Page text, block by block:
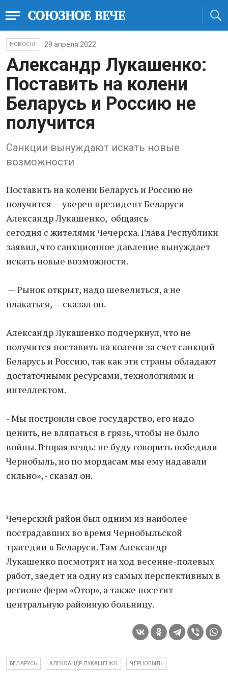
НОВОСТИ 29 апреля 2022
Александр Лукашенко:
Поставить на колени
Беларусь и Россию не
получится
Санкции вынуждают искать новые
возможности
Поставить на колени Беларусь и Россию не
получится — уверен президент Беларуси
Александр Лукашенко, общаясь
сегодня с жителями Чечерска. Глава Республики
заявил, что санкционное давление вынуждает
искать новые возможности.
— Рынок открыт, надо шевелиться, а не
плакаться, — сказал он.
Александр Лукашенко подчеркнул, что не
получится поставить на колени за счет санкций
Беларусь и Россию, так как эти страны обладают
достаточными ресурсами, технологиями и
интеллектом.
- Мы построили свое государство, его надо
ценить, не вляпаться в грязь, чтобы не было
войны. Вторая вещь: не буду говорить победили
Чернобыль, но по мордасам мы ему надавали
сильно», - сказал он.
Чечерский район был одним из наиболее
пострадавших во время Чернобыльской
трагедии в Беларуси. Там Александр
Лукашенко посмотрит на ход весенне-полевых
работ, заедет на одну из самых перспективных в
регионе ферм «Отор», а также посетит
центральную районную больницу.
БЕЛАРУСЬ АЛЕКСАНДР ЛУКАШЕНКО ЧЕРНОБЫЛЬ